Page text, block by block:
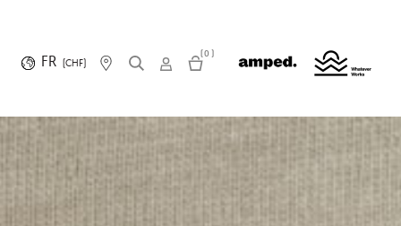
FR (CHF)
(0)